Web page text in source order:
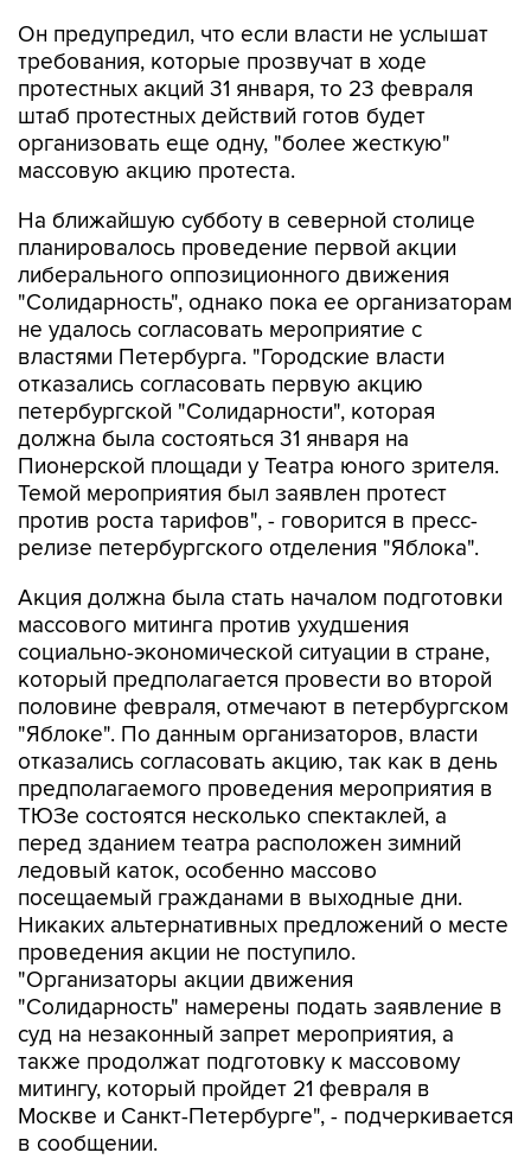
Он предупредил, что если власти не услышат
требования, которые прозвучат в ходе
протестных акций 31 января, то 23 февраля
штаб протестных действий готов будет
организовать еще одну, "более жесткую"
массовую акцию протеста.
На ближайшую субботу в северной столице
планировалось проведение первой акции
либерального оппозиционного движения
"Солидарность", однако пока ее организаторам
не удалось согласовать мероприятие с
властями Петербурга. "Городские власти
отказались согласовать первую акцию
петербургской "Солидарности", которая
должна была состояться 31 января на
Пионерской площади у Театра юного зрителя.
Темой мероприятия был заявлен протест
против роста тарифов", - говорится в пресс-
релизе петербургского отделения "Яблока".
Акция должна была стать началом подготовки
массового митинга против ухудшения
социально-экономической ситуации в стране,
который предполагается провести во второй
половине февраля, отмечают в петербургском
"Яблоке". По данным организаторов, власти
отказались согласовать акцию, так как в день
предполагаемого проведения мероприятия в
ТЮЗе состоятся несколько спектаклей, а
перед зданием театра расположен зимний
ледовый каток, особенно массово
посещаемый гражданами в выходные дни.
Никаких альтернативных предложений о месте
проведения акции не поступило.
"Организаторы акции движения
"Солидарность" намерены подать заявление в
суд на незаконный запрет мероприятия, а
также продолжат подготовку к массовому
митингу, который пройдет 21 февраля в
Москве и Санкт-Петербурге", - подчеркивается
в сообщении.